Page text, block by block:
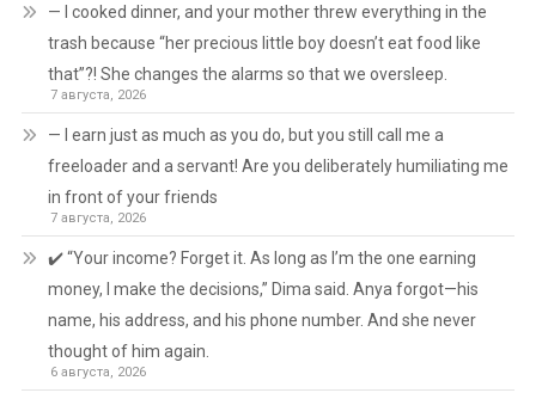
— I cooked dinner, and your mother threw everything in the
trash because “her precious little boy doesn’t eat food like
that”?! She changes the alarms so that we oversleep.
7 августа, 2026
— I earn just as much as you do, but you still call me a
freeloader and a servant! Are you deliberately humiliating me
in front of your friends
7 августа, 2026
✔️ “Your income? Forget it. As long as I’m the one earning
money, I make the decisions,” Dima said. Anya forgot—his
name, his address, and his phone number. And she never
thought of him again.
6 августа, 2026